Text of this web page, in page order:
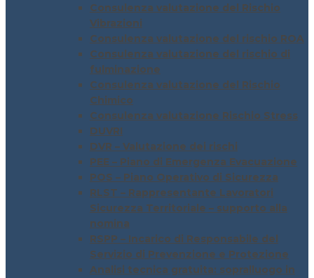
Consulenza valutazione del Rischio
Vibrazioni
Consulenza valutazione del rischio ROA
Consulenza valutazione del rischio di
fulminazione
Consulenza valutazione del Rischio
Chimico
Consulenza valutazione Rischio Stress
DUVRI
DVR – Valutazione dei rischi
PEE – Piano di Emergenza Evacuazione
POS – Piano Operativo di Sicurezza
RLST – Rappresentante Lavoratori
Sicurezza Territoriale – supporto alla
nomina
RSPP – Incarico di Responsabile del
Servizio di Prevenzione e Protezione
Analisi tecnica gratuita: sopralluogo in